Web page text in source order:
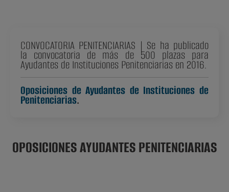
CONVOCATORIA PENITENCIARIAS | Se ha publicado
la convocatoria de más de 500 plazas para
Ayudantes de Instituciones Penitenciarias en 2016.
Oposiciones de Ayudantes de Instituciones de
Penitenciarias.
OPOSICIONES AYUDANTES PENITENCIARIAS